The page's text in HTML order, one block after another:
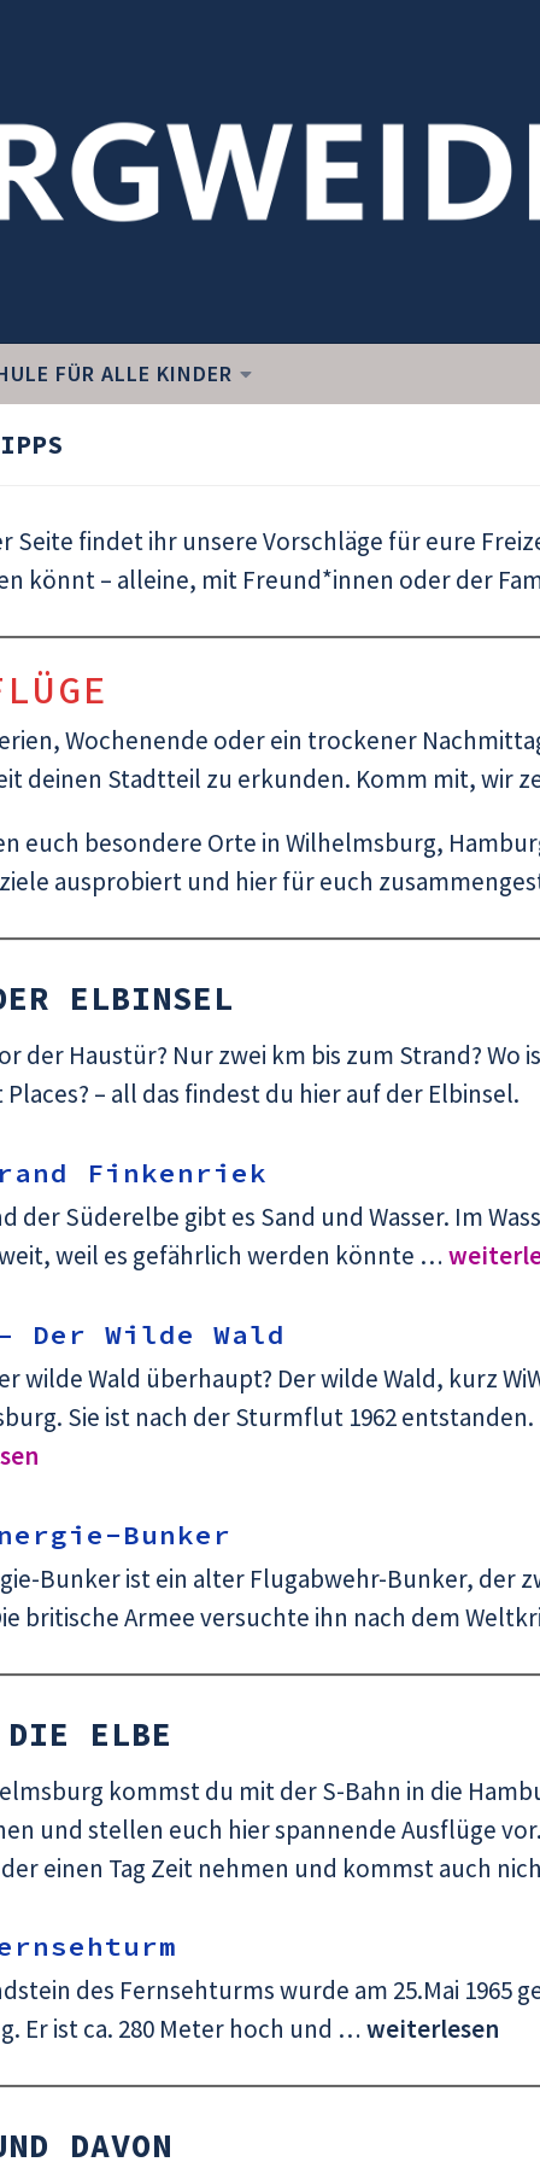
FÜR ALLE KINDER
Seite findet ihr unsere Vorschläge für eure
könnt – alleine, mit Freund*innen oder der
Wochenende oder ein trockener
deinen Stadtteil zu erkunden. Komm mit, wir
euch besondere Orte in Wilhelmsburg,
ausprobiert und hier für euch
ELBINSEL
der Haustür? Nur zwei km bis zum Strand? Wo
– all das findest du hier auf der Elbinsel.
Finkenriek
der Süderelbe gibt es Sand und Wasser. Im
weil es gefährlich werden könnte …
– Der Wilde Wald
wilde Wald überhaupt? Der wilde Wald, kurz
Sie ist nach der Sturmflut 1962
Bunker
Bunker ist ein alter Flugabwehr-Bunker, der
britische Armee versuchte ihn nach dem
DIE ELBE
kommst du mit der S-Bahn in die
und stellen euch hier spannende Ausflüge
einen Tag Zeit nehmen und kommst auch
des Fernsehturms wurde am 25.Mai 1965
Er ist ca. 280 Meter hoch und …weiterlesen
DAVON